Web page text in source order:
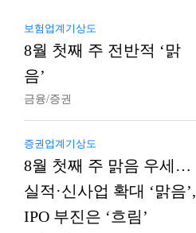
보험업계기상도
8월 첫째 주 전반적 ‘맑
음’
금융/증권
증권업계기상도
8월 첫째 주 맑음 우세…
실적·신사업 확대 ‘맑음’,
IPO 부진은 ‘흐림’